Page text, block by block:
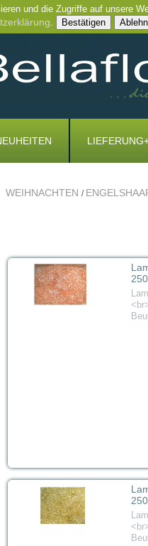
und die Zugriffe auf unsere
. Bestätigen
WEIHNACHTEN /